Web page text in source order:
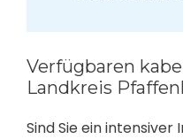
Verfügbaren
Landkreis
Sind Sie ein